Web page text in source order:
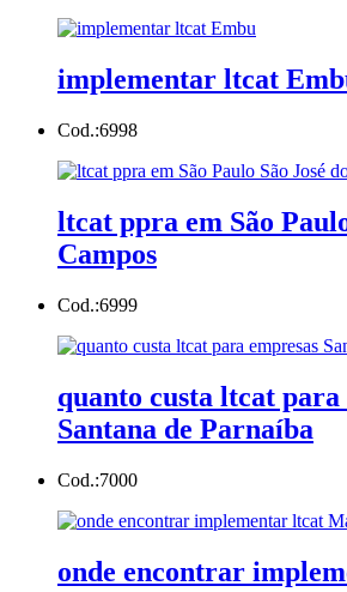
implementar ltcat
Cod.:6998
ltcat ppra em São
Campos
Cod.:6999
quanto custa ltcat para
Santana de Parnaíba
Cod.:7000
onde encontrar